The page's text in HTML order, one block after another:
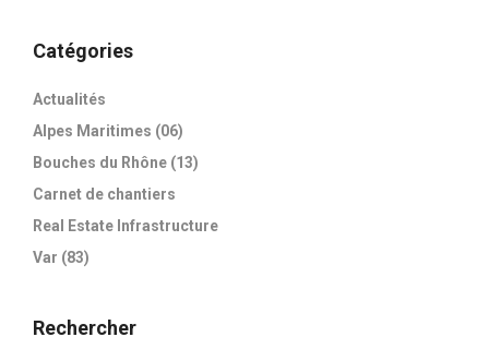
Catégories
Actualités
Alpes Maritimes (06)
Bouches du Rhône (13)
Carnet de chantiers
Real Estate Infrastructure
Var (83)
Rechercher